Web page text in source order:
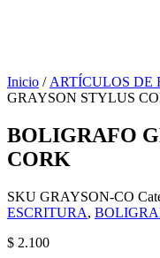
Inicio / ARTÍCULOS DE
GRAYSON STYLUS
BOLIGRAFO
CORK
SKU GRAYSON-CO
ESCRITURA,
$ 2.100